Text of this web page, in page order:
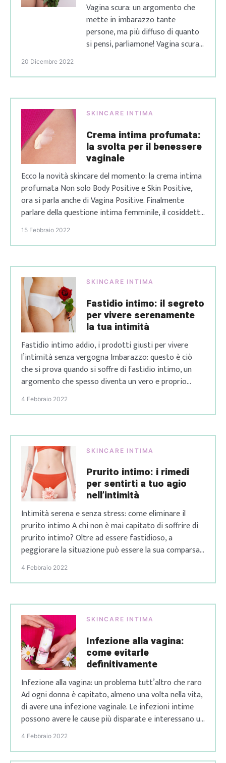
Vagina scura: un argomento che
mette in imbarazzo tante
persone, ma più diffuso di quanto
si pensi, parliamone! Vagina scura:
specifico della tua vagina, ha un
possa sembrare un tabù, la vagina
scura […]
20 Dicembre 2022
SKINCARE INTIMA
Crema intima profumata:
la svolta per il benessere
vaginale
Ecco la novità skincare del momento: la crema intima
profumata Non solo Body Positive e Skin Positive,
ora si parla anche di Vagina Positive. Finalmente
parlare della questione intima femminile, il cosiddetto
lato A, non è più un problema, ma una evoluzione. La
di molte attenzioni, […]
15 Febbraio 2022
SKINCARE INTIMA
Fastidio intimo: il segreto
per vivere serenamente
la tua intimità
Fastidio intimo addio, i prodotti giusti per vivere
l’intimità senza vergogna Imbarazzo: questo è ciò
che si prova quando si soffre di fastidio intimo, un
argomento che spesso diventa un vero e proprio
tabù. Si fa fatica a parlarne, ma in realtà è un
problema che riguarda tutte le donne a qualsiasi età e
di […]
4 Febbraio 2022
SKINCARE INTIMA
Prurito intimo: i rimedi
per sentirti a tuo agio
nell’intimità
Intimità serena e senza stress: come eliminare il
prurito intimo A chi non è mai capitato di soffrire di
prurito intimo? Oltre ad essere fastidioso, a
peggiorare la situazione può essere la sua comparsa
in momenti particolari. Capita, infatti, a molte donne
tutte situazioni che comportano immancabilmente
4 Febbraio 2022
SKINCARE INTIMA
Infezione alla vagina:
come evitarle
definitivamente
Infezione alla vagina: un problema tutt’altro che raro
Ad ogni donna è capitato, almeno una volta nella vita,
di avere una infezione vaginale. Le infezioni intime
possono avere le cause più disparate e interessano un
gran numero di donne, soprattutto in età
proprio il tema delle infezioni vaginali, parlando delle
4 Febbraio 2022